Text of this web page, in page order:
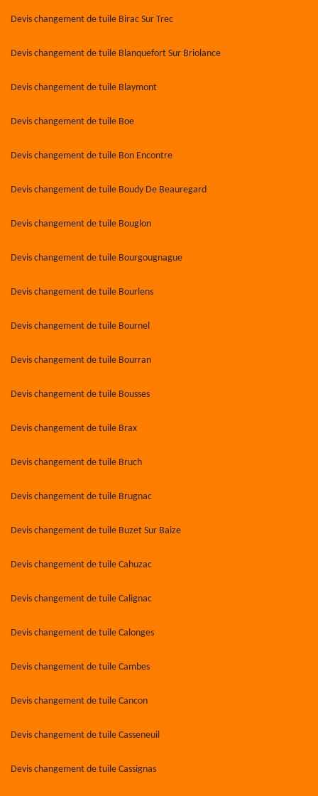
Devis changement de tuile Birac Sur Trec
Devis changement de tuile Blanquefort Sur Briolance
Devis changement de tuile Blaymont
Devis changement de tuile Boe
Devis changement de tuile Bon Encontre
Devis changement de tuile Boudy De Beauregard
Devis changement de tuile Bouglon
Devis changement de tuile Bourgougnague
Devis changement de tuile Bourlens
Devis changement de tuile Bournel
Devis changement de tuile Bourran
Devis changement de tuile Bousses
Devis changement de tuile Brax
Devis changement de tuile Bruch
Devis changement de tuile Brugnac
Devis changement de tuile Buzet Sur Baize
Devis changement de tuile Cahuzac
Devis changement de tuile Calignac
Devis changement de tuile Calonges
Devis changement de tuile Cambes
Devis changement de tuile Cancon
Devis changement de tuile Casseneuil
Devis changement de tuile Cassignas